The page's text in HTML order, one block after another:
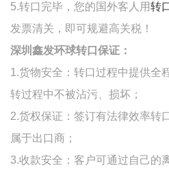
5.转口完毕，您的国外客人用转
发票清关，即可规避高关税！
深圳鑫发环球转口保证：
1.货物安全：转口过程中提供全
转过程中不被沾污、损坏；
2.货权保证：签订有法律效率转
属于出口商；
3.收款安全：客户可通过自己的